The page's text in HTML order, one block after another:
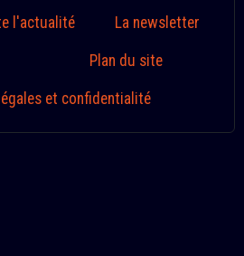
l'actualité La newsletter
Plan du site
et confidentialité